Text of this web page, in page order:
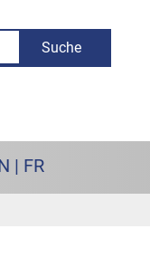
Suche
| FR